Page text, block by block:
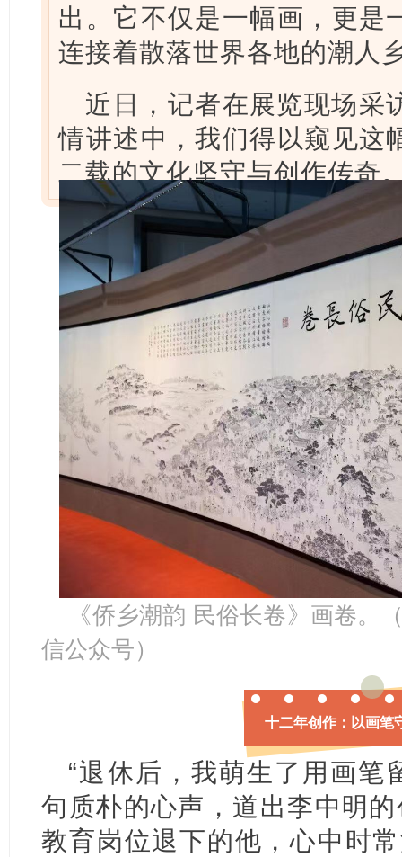
出。它不仅是一幅画，更是
连接着散落世界各地的潮人
近日，记者在展览现场采
情讲述中，我们得以窥见这
二载的文化坚守与创作传奇
《侨乡潮韵 民俗长卷》画卷。
信公众号）
十二年创作：以画笔
“退休后，我萌生了用画笔
句质朴的心声，道出李中明
教育岗位退下的他，心中时